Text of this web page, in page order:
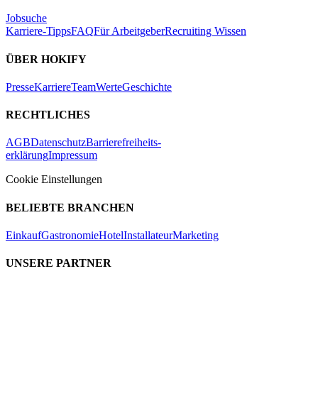
Jobsuche
Karriere-TippsFAQFür ArbeitgeberRecruiting Wissen
ÜBER HOKIFY
PresseKarriereTeamWerteGeschichte
RECHTLICHES
AGBDatenschutzBarrierefreiheits-
erklärungImpressum
Cookie Einstellungen
BELIEBTE BRANCHEN
EinkaufGastronomieHotelInstallateurMarketing
UNSERE PARTNER